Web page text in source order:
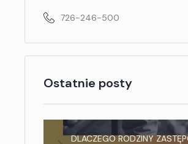
726-246-500
Ostatnie posty
DLACZEGO RODZINY